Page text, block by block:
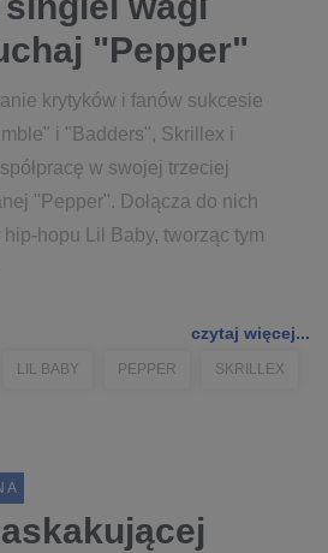
"Pepper"
krytyków i fanów sukcesie
i "Badders", Skrillex i
w swojej trzeciej
"Pepper". Dołącza do nich
hopu Lil Baby, tworząc tym
czytaj więcej...
LIL BABY PEPPER SKRILLEX